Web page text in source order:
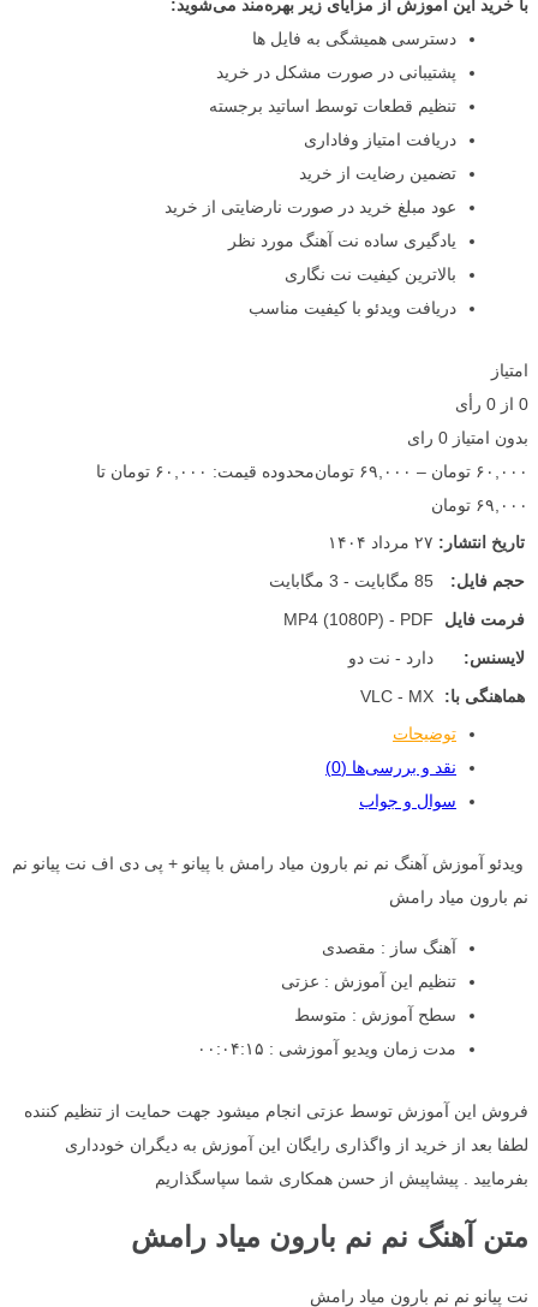
با خرید این آموزش از مزایای زیر بهره‌مند می‌شوید:
دسترسی همیشگی به فایل ها
پشتیبانی در صورت مشکل در خرید
تنظیم قطعات توسط اساتید برجسته
دریافت امتیاز وفاداری
تضمین رضایت از خرید
عود مبلغ خرید در صورت نارضایتی از خرید
یادگیری ساده نت آهنگ مورد نظر
بالاترین کیفیت نت نگاری
دریافت ویدئو با کیفیت مناسب
امتیاز
0 از 0 رأی
بدون امتیاز 0 رای
۶۰,۰۰۰ تومان – ۶۹,۰۰۰ تومان
محدوده قیمت: ۶۰,۰۰۰ تومان تا
۶۹,۰۰۰ تومان
تاریخ انتشار: ۲۷ مرداد ۱۴۰۴
حجم فایل:
85 مگابایت - 3 مگابایت
فرمت فایل
MP4 (1080P) - PDF
لایسنس:
دارد - نت دو
هماهنگی با:
VLC - MX
توضیحات
نقد و بررسی‌ها (0)
سوال و جواب
ویدئو آموزش آهنگ نم نم بارون میاد رامش با پیانو + پی دی اف نت پیانو نم
نم بارون میاد رامش
آهنگ ساز : مقصدی
تنظیم این آموزش : عزتی
سطح آموزش : متوسط
مدت زمان ویدیو آموزشی : ۰۰:۰۴:۱۵
فروش این آموزش توسط عزتی انجام میشود جهت حمایت از تنظیم کننده
لطفا بعد از خرید از واگذاری رایگان این آموزش به دیگران خودداری
بفرمایید . پیشاپیش از حسن همکاری شما سپاسگذاریم
متن آهنگ نم نم بارون میاد رامش
نت پیانو نم نم بارون میاد رامش